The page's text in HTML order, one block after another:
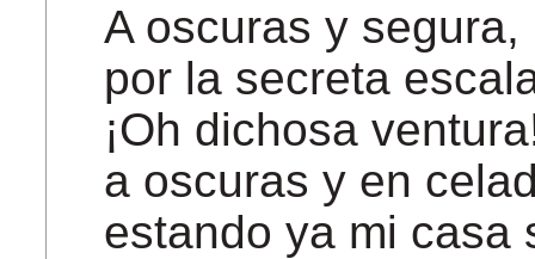
A oscuras y segura,
por la secreta
¡Oh dichosa
a oscuras y en
estando ya mi casa